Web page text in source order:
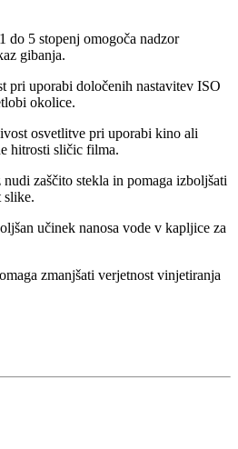
do 5 stopenj omogoča nadzor
gibanja.
pri uporabi določenih nastavitev ISO
okolice.
osvetlitve pri uporabi kino ali
hitrosti sličic filma.
zaščito stekla in pomaga izboljšati
slike.
učinek nanosa vode v kapljice za
zmanjšati verjetnost vinjetiranja